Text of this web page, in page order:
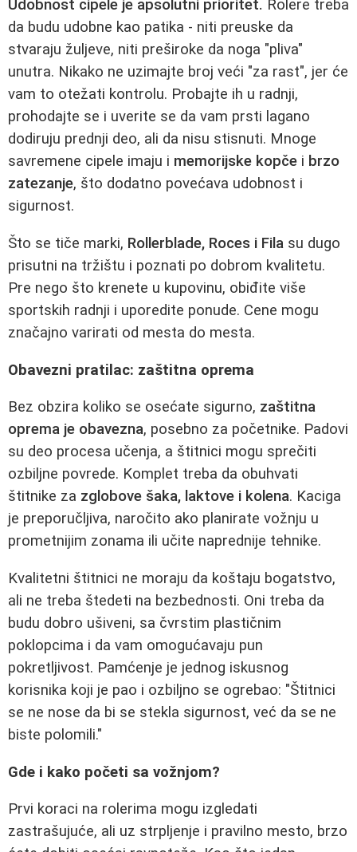
Udobnost cipele je apsolutni prioritet. Rolere treba
da budu udobne kao patika - niti preuske da
stvaraju žuljeve, niti preširoke da noga "pliva"
unutra. Nikako ne uzimajte broj veći "za rast", jer će
vam to otežati kontrolu. Probajte ih u radnji,
prohodajte se i uverite se da vam prsti lagano
dodiruju prednji deo, ali da nisu stisnuti. Mnoge
savremene cipele imaju i memorijske kopče i brzo
zatezanje, što dodatno povećava udobnost i
sigurnost.
Što se tiče marki, Rollerblade, Roces i Fila su dugo
prisutni na tržištu i poznati po dobrom kvalitetu.
Pre nego što krenete u kupovinu, obiđite više
sportskih radnji i uporedite ponude. Cene mogu
značajno varirati od mesta do mesta.
Obavezni pratilac: zaštitna oprema
Bez obzira koliko se osećate sigurno, zaštitna
oprema je obavezna, posebno za početnike. Padovi
su deo procesa učenja, a štitnici mogu sprečiti
ozbiljne povrede. Komplet treba da obuhvati
štitnike za zglobove šaka, laktove i kolena. Kaciga
je preporučljiva, naročito ako planirate vožnju u
prometnijim zonama ili učite naprednije tehnike.
Kvalitetni štitnici ne moraju da koštaju bogatstvo,
ali ne treba štedeti na bezbednosti. Oni treba da
budu dobro ušiveni, sa čvrstim plastičnim
poklopcima i da vam omogućavaju pun
pokretljivost. Pamćenje je jednog iskusnog
korisnika koji je pao i ozbiljno se ogrebao: "Štitnici
se ne nose da bi se stekla sigurnost, već da se ne
biste polomili."
Gde i kako početi sa vožnjom?
Prvi koraci na rolerima mogu izgledati
zastrašujuće, ali uz strpljenje i pravilno mesto, brzo